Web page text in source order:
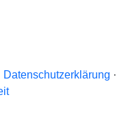
Datenschutzerklärung ·